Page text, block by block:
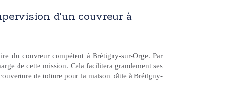
d’un couvreur à
du couvreur compétent à Brétigny-sur-Orge. Par
de cette mission. Cela facilitera grandement ses
de toiture pour la maison bâtie à Brétigny-